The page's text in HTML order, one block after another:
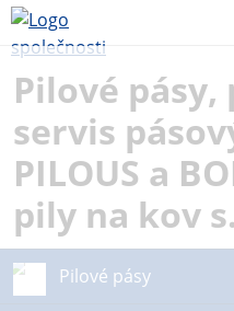
Pilové pásy,
servis
PILOUS a
pily na kov
Pilové pásy